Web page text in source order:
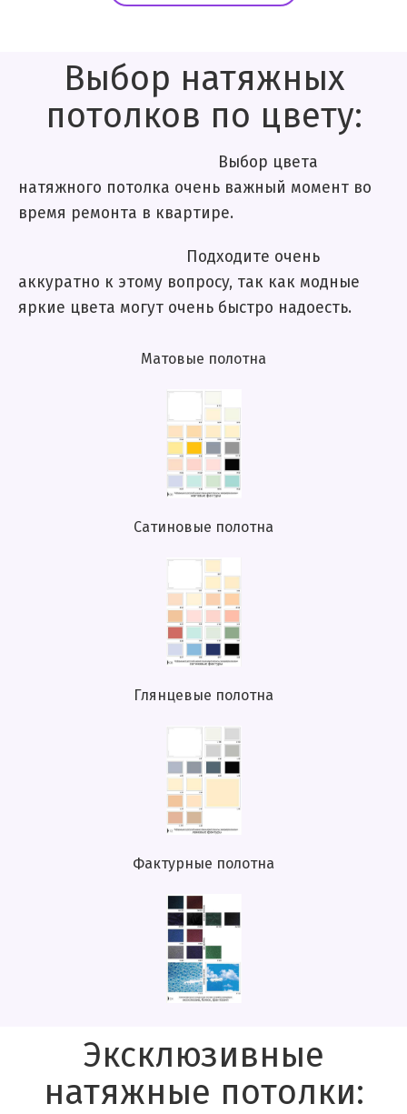
Выбор натяжных
потолков по цвету:
Выбор цвета
натяжного потолка очень важный момент во
время ремонта в квартире.
Подходите очень
аккуратно к этому вопросу, так как модные
яркие цвета могут очень быстро надоесть.
Матовые полотна
Сатиновые полотна
Глянцевые полотна
Фактурные полотна
Эксклюзивные
натяжные потолки: